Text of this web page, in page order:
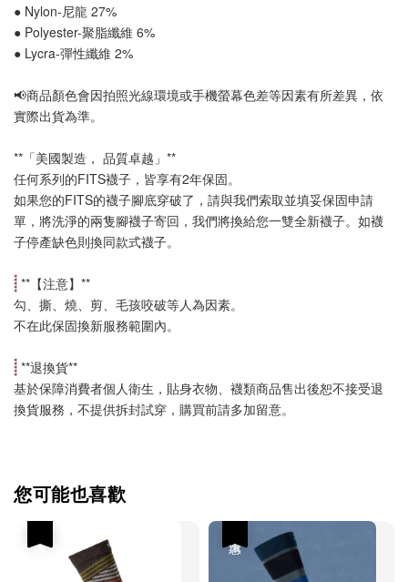
● Nylon-尼龍 27%
● Polyester-聚脂纖維 6%
● Lycra-彈性纖維 2%
📢商品顏色會因拍照光線環境或手機螢幕色差等因素有所差異，依
實際出貨為準。
**「美國製造， 品質卓越」**
任何系列的FITS襪子，皆享有2年保固。
如果您的FITS的襪子腳底穿破了，請與我們索取並填妥保固申請
單，將洗淨的兩隻腳襪子寄回，我們將換給您一雙全新襪子。如襪
子停產缺色則換同款式襪子。
**【注意】**
勾、撕、燒、剪、毛孩咬破等人為因素。
不在此保固換新服務範圍內。
**退換貨**
基於保障消費者個人衛生，貼身衣物、襪類商品售出後恕不接受退
換貨服務，不提供拆封試穿，購買前請多加留意。
您可能也喜歡